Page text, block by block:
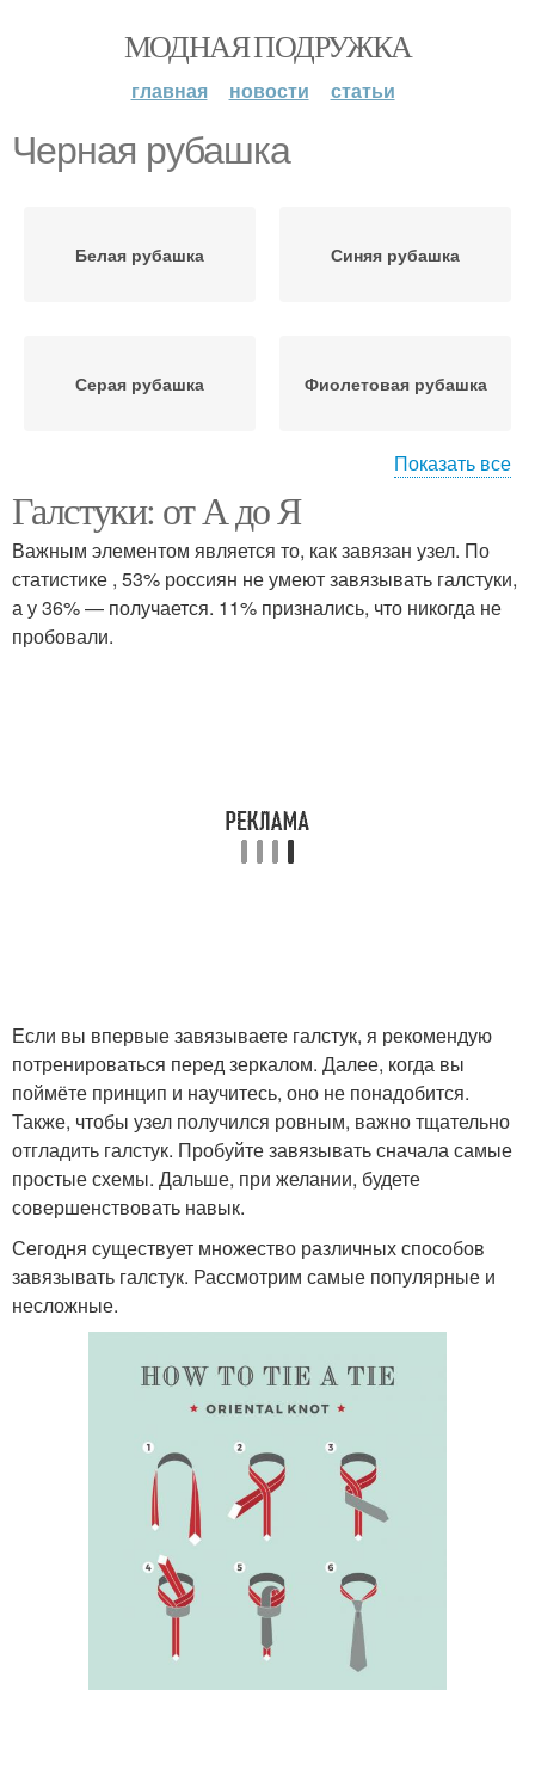
МОДНАЯ ПОДРУЖКА
главная новости статьи
Черная рубашка
Белая рубашка Синяя рубашка
Серая рубашка Фиолетовая рубашка
Бордовая рубашка
Показать все
Галстуки: от А до Я
Важным элементом является то, как завязан узел. По
статистике , 53% россиян не умеют завязывать галстуки,
а у 36% — получается. 11% признались, что никогда не
пробовали.
Если вы впервые завязываете галстук, я рекомендую
потренироваться перед зеркалом. Далее, когда вы
поймёте принцип и научитесь, оно не понадобится.
Также, чтобы узел получился ровным, важно тщательно
отгладить галстук. Пробуйте завязывать сначала самые
простые схемы. Дальше, при желании, будете
совершенствовать навык.
Сегодня существует множество различных способов
завязывать галстук. Рассмотрим самые популярные и
несложные.